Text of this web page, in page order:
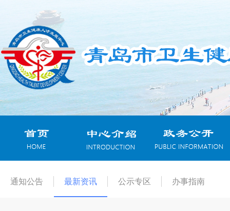
通知公告 最新资讯 公示专区 办事指南